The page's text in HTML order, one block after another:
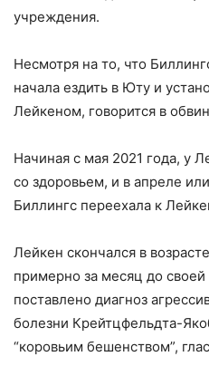
учреждения.
Несмотря на то, что
начала ездить в Юту и
Лейкеном, говорится в
Начиная с мая 2021 года, у
со здоровьем, и в апреле
Биллингс переехала к
Лейкен скончался в
примерно за месяц до
поставлено диагноз
болезни Крейтцфельдта-
“коровьим бешенством”,